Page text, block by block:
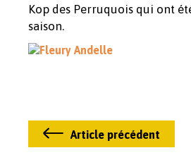
Kop des Perruquois qui ont
saison.
Article précédent